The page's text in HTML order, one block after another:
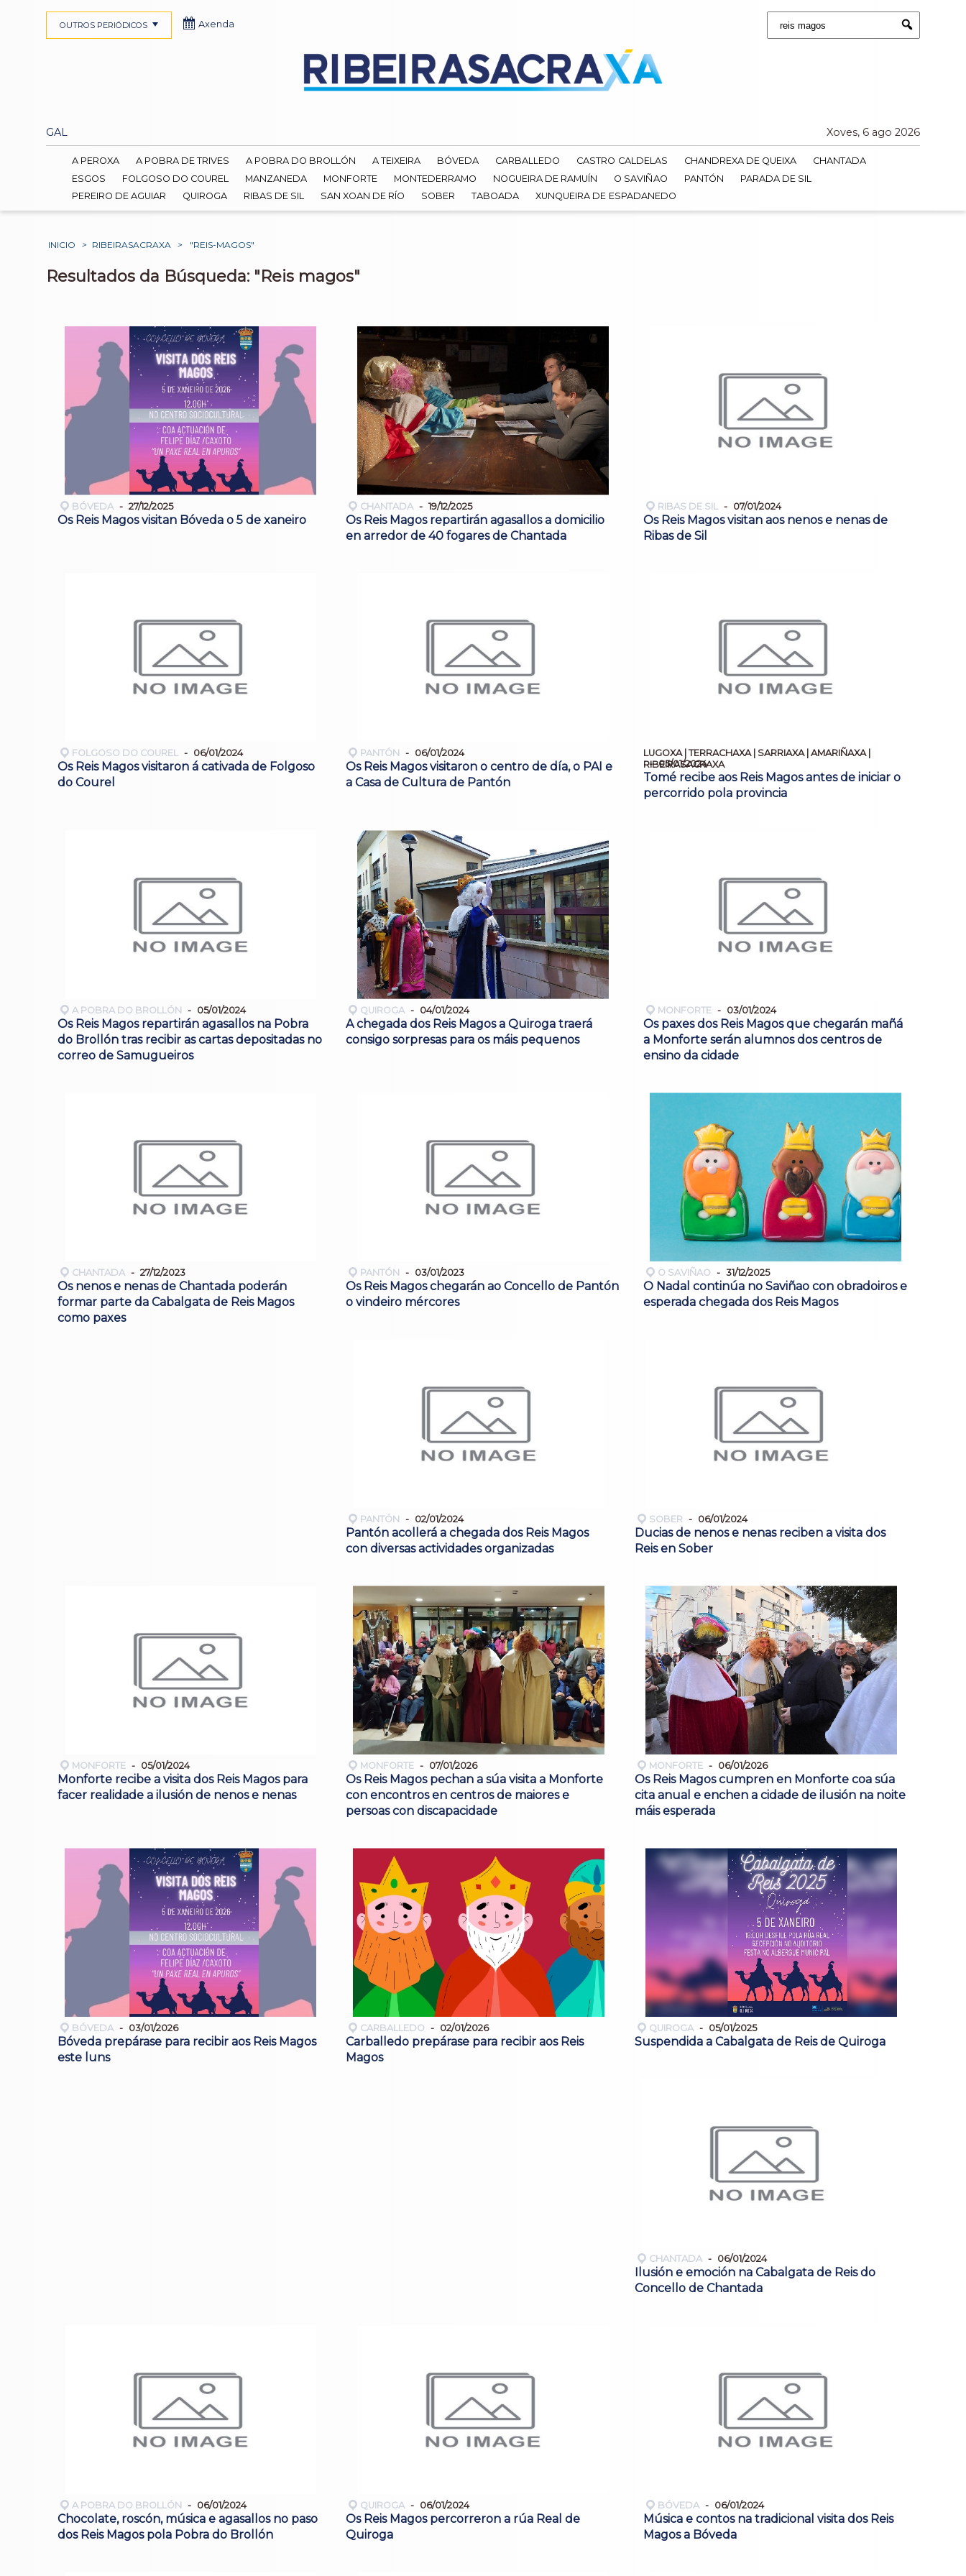
Submit
GAL Xoves, 6 ago 2026
OUTROS PERIÓDICOS Axenda
A PEROXA A POBRA DE TRIVES A POBRA DO BROLLÓN A TEIXEIRA BÓVEDA CARBALLEDO CASTRO CALDELAS CHANDREXA DE QUEIXA
CHANTADA
ESGOS
FOLGOSO DO COUREL MANZANEDA MONFORTE MONTEDERRAMO NOGUEIRA DE RAMUÍN O SAVIÑAO PANTÓN
PARADA DE SIL
PEREIRO DE AGUIAR
QUIROGA RIBAS DE SIL SAN XOAN DE RÍO SOBER TABOADA XUNQUEIRA DE ESPADANEDO
INICIO > RIBEIRASACRAXA > "REIS-MAGOS"
Resultados da Búsqueda: "Reis magos"
BÓVEDA 27/12/2025
Os Reis Magos visitan Bóveda o 5 de xaneiro
CHANTADA 19/12/2025
Os Reis Magos repartirán agasallos a domicilio
en arredor de 40 fogares de Chantada
RIBAS DE SIL 07/01/2024
Os Reis Magos visitan aos nenos e nenas de
Ribas de Sil
FOLGOSO DO COUREL 06/01/2024
Os Reis Magos visitaron á cativada de Folgoso
do Courel
PANTÓN 06/01/2024
Os Reis Magos visitaron o centro de día, o PAI e
a Casa de Cultura de Pantón
LUGOXA | TERRACHAXA | SARRIAXA | AMARIÑAXA |
RIBEIRASACRAXA
05/01/2024
Tomé recibe aos Reis Magos antes de iniciar o
percorrido pola provincia
A POBRA DO BROLLÓN 05/01/2024
Os Reis Magos repartirán agasallos na Pobra
do Brollón tras recibir as cartas depositadas no
correo de Samugueiros
QUIROGA 04/01/2024
A chegada dos Reis Magos a Quiroga traerá
consigo sorpresas para os máis pequenos
MONFORTE 03/01/2024
Os paxes dos Reis Magos que chegarán mañá
a Monforte serán alumnos dos centros de
ensino da cidade
CHANTADA 27/12/2023
Os nenos e nenas de Chantada poderán
formar parte da Cabalgata de Reis Magos
como paxes
PANTÓN 03/01/2023
Os Reis Magos chegarán ao Concello de Pantón
o vindeiro mércores
O SAVIÑAO 31/12/2025
O Nadal continúa no Saviñao con obradoiros e
esperada chegada dos Reis Magos
PANTÓN 02/01/2024
Pantón acollerá a chegada dos Reis Magos
con diversas actividades organizadas
SOBER 06/01/2024
Ducias de nenos e nenas reciben a visita dos
Reis en Sober
MONFORTE 05/01/2024
Monforte recibe a visita dos Reis Magos para
facer realidade a ilusión de nenos e nenas
MONFORTE 07/01/2026
Os Reis Magos pechan a súa visita a Monforte
con encontros en centros de maiores e
persoas con discapacidade
MONFORTE 06/01/2026
Os Reis Magos cumpren en Monforte coa súa
cita anual e enchen a cidade de ilusión na noite
máis esperada
BÓVEDA 03/01/2026
Bóveda prepárase para recibir aos Reis Magos
este luns
CARBALLEDO 02/01/2026
Carballedo prepárase para recibir aos Reis
Magos
QUIROGA 05/01/2025
Suspendida a Cabalgata de Reis de Quiroga
CHANTADA 06/01/2024
Ilusión e emoción na Cabalgata de Reis do
Concello de Chantada
A POBRA DO BROLLÓN 06/01/2024
Chocolate, roscón, música e agasallos no paso
dos Reis Magos pola Pobra do Brollón
QUIROGA 06/01/2024
Os Reis Magos percorreron a rúa Real de
Quiroga
BÓVEDA 06/01/2024
Música e contos na tradicional visita dos Reis
Magos a Bóveda